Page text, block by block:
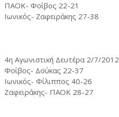
ΠΑΟΚ- Φοίβος 22-21
Ιωνικός- Ζαφειράκης 27-38
4η Αγωνιστική Δευτέρα 2/7/2012
Φοίβος- Δούκας 22-37
Ιωνικός- Φίλιππος 40-26
Zαφειράκης- ΠΑΟΚ 28-27